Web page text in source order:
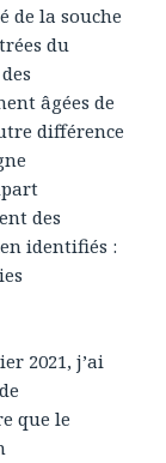
de la souche
du
âgées de
différence
des
identifiés :
2021, j’ai
que le